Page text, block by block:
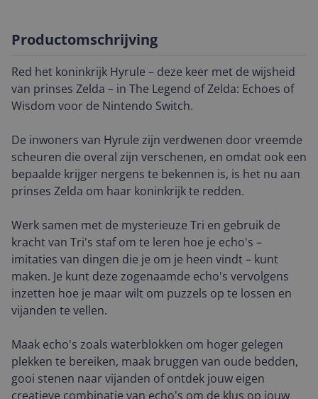
Productomschrijving
Red het koninkrijk Hyrule – deze keer met de wijsheid
van prinses Zelda – in The Legend of Zelda: Echoes of
Wisdom voor de Nintendo Switch.
De inwoners van Hyrule zijn verdwenen door vreemde
scheuren die overal zijn verschenen, en omdat ook een
bepaalde krijger nergens te bekennen is, is het nu aan
prinses Zelda om haar koninkrijk te redden.
Werk samen met de mysterieuze Tri en gebruik de
kracht van Tri's staf om te leren hoe je echo's –
imitaties van dingen die je om je heen vindt – kunt
maken. Je kunt deze zogenaamde echo's vervolgens
inzetten hoe je maar wilt om puzzels op te lossen en
vijanden te vellen.
Maak echo's zoals waterblokken om hoger gelegen
plekken te bereiken, maak bruggen van oude bedden,
gooi stenen naar vijanden of ontdek jouw eigen
creatieve combinatie van echo's om de klus op jouw